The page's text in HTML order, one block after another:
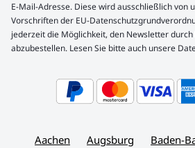
E-Mail-Adresse. Diese wird ausschließlich von
Vorschriften der EU-
jederzeit die Möglichkeit, den Newsletter
abzubestellen. Lesen Sie bitte auch unsere
Aachen Augsburg Baden-